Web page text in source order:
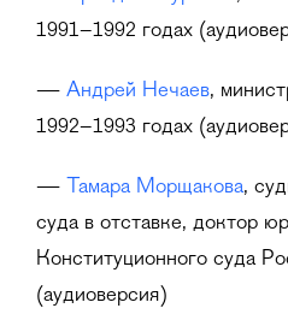
1991–1992 годах
— Андрей Нечаев,
1992–1993 годах
— Тамара Морщакова,
суда в отставке, доктор
Конституционного суда
(аудиоверсия)